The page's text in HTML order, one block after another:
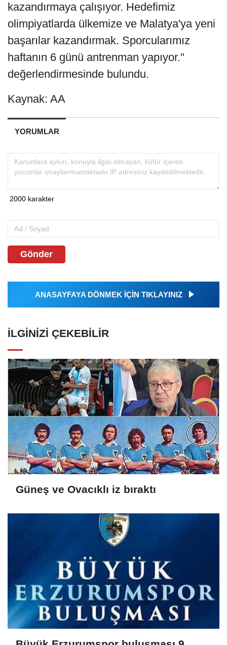
kazandırmaya çalışıyor. Hedefimiz
olimpiyatlarda ülkemize ve Malatya'ya yeni
başarılar kazandırmak. Sporcularımız
haftanın 6 günü antrenman yapıyor."
değerlendirmesinde bulundu.
Kaynak: AA
YORUMLAR
Gönder
ANASAYFAYA DÖNMEK İÇİN TIKLAYINIZ
İLGINIZI ÇEKEBILIR
Güneş ve Ovacıklı iz bıraktı